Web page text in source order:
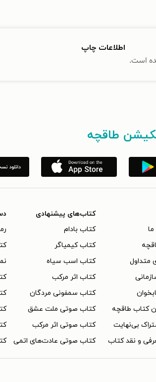
اطلاعات چاپ
طاقچه
متداول
کتاب طاقچه
بی‌نهایت
و نقد کتاب
کتاب‌های پیشنهادی
کتاب بادام
کتاب کیمیاگر
کتاب اسب سیاه
کتاب اثر مرکب
کتاب سمفونی مردگان
کتاب صوتی ملت عشق
کتاب صوتی اثر مرکب
کتاب صوتی عادت‌های اتمی